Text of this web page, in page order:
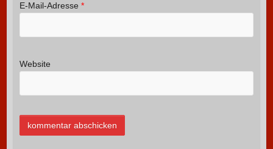
E-Mail-Adresse *
Website